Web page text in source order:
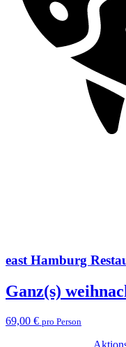
east Hamburg
Ganz(s)
69,00 € pro Person